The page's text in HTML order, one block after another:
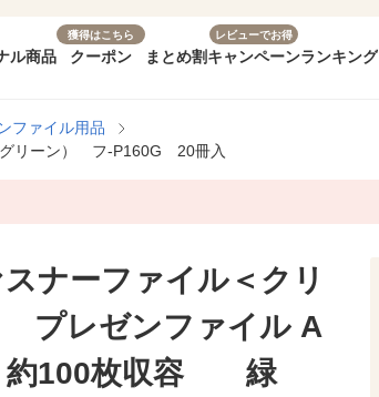
ル商品
獲得はこちら
クーポン まとめ割
レビューでお得
キャンペーンランキング
ファイル用品
リーン） フ-P160G 20冊入
ナーファイル＜クリ
プレゼンファイル A
100枚収容 緑